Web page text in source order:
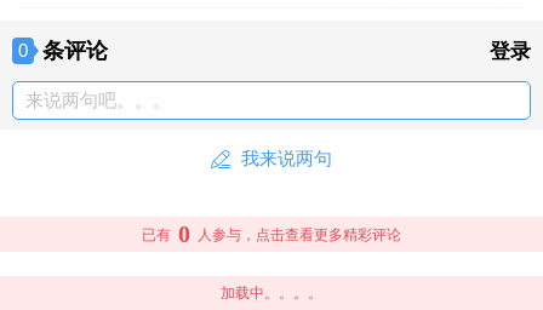
0 条评论 登录
来说两句吧。。。
我来说两句
已有 0 人参与，点击查看更多精彩评论
加载中。。。。